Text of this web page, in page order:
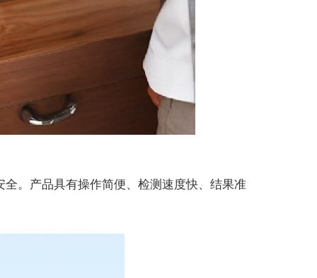
。产品具有操作简便、检测速度快、结果准